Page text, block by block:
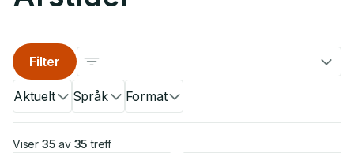
Aktuelt Språk Format
Filter
Viser 35 av 35 treff